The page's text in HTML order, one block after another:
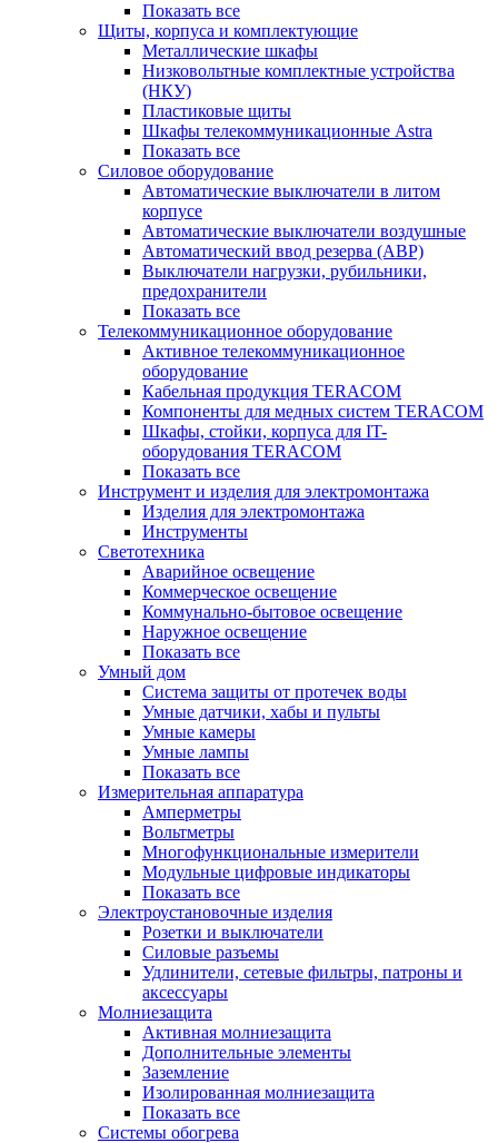
Показать все
Щиты, корпуса и комплектующие
Металлические шкафы
Низковольтные комплектные устройства
(НКУ)
Пластиковые щиты
Шкафы телекоммуникационные Astra
Показать все
Силовое оборудование
Автоматические выключатели в литом
корпусе
Автоматические выключатели воздушные
Автоматический ввод резерва (АВР)
Выключатели нагрузки, рубильники,
предохранители
Показать все
Телекоммуникационное оборудование
Активное телекоммуникационное
оборудование
Кабельная продукция TERACOM
Компоненты для медных систем TERACOM
Шкафы, стойки, корпуса для IT-
оборудования TERACOM
Показать все
Инструмент и изделия для электромонтажа
Изделия для электромонтажа
Инструменты
Светотехника
Аварийное освещение
Коммерческое освещение
Коммунально-бытовое освещение
Наружное освещение
Показать все
Умный дом
Система защиты от протечек воды
Умные датчики, хабы и пульты
Умные камеры
Умные лампы
Показать все
Измерительная аппаратура
Амперметры
Вольтметры
Многофункциональные измерители
Модульные цифровые индикаторы
Показать все
Электроустановочные изделия
Розетки и выключатели
Силовые разъемы
Удлинители, сетевые фильтры, патроны и
аксессуары
Молниезащита
Активная молниезащита
Дополнительные элементы
Заземление
Изолированная молниезащита
Показать все
Системы обогрева